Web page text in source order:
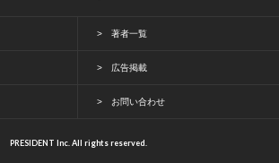
著者一覧
広告掲載
お問い合わせ
PRESIDENT Inc. All rights reserved.